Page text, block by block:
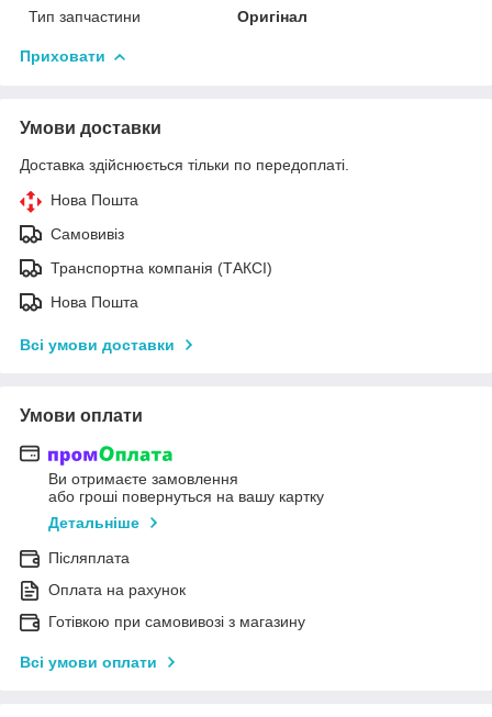
Тип запчастини
Оригінал
Приховати
Умови доставки
Доставка здійснюється тільки по передоплаті.
Нова Пошта
Самовивіз
Транспортна компанія (ТАКСІ)
Нова Пошта
Всі умови доставки
Умови оплати
Ви отримаєте замовлення
або гроші повернуться на вашу картку
Детальніше
Післяплата
Оплата на рахунок
Готівкою при самовивозі з магазину
Всі умови оплати